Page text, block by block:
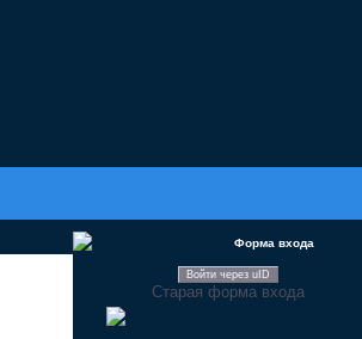
Форма входа
Войти через uID
Старая форма входа